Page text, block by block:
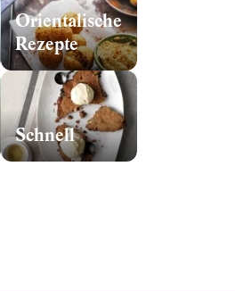
Orientalische
Rezepte
Schnell